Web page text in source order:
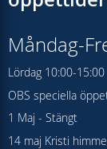
Måndag-
Lördag 10:00-15:00
OBS speciella
1 Maj - Stängt
14 maj Kristi